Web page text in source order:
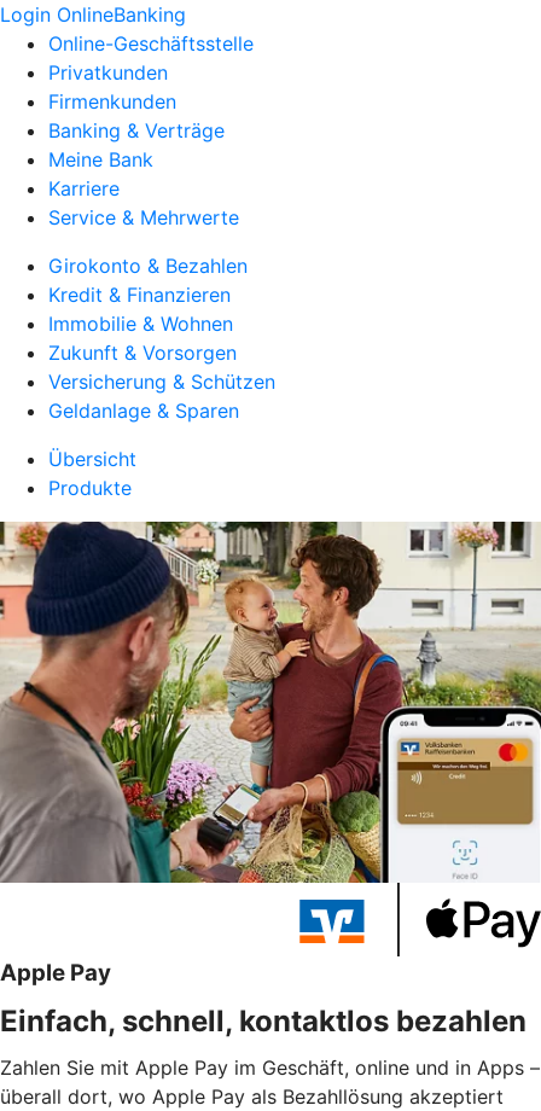
Login OnlineBanking
Online-Geschäftsstelle
Privatkunden
Firmenkunden
Banking & Verträge
Meine Bank
Karriere
Service & Mehrwerte
Girokonto & Bezahlen
Kredit & Finanzieren
Immobilie & Wohnen
Zukunft & Vorsorgen
Versicherung & Schützen
Geldanlage & Sparen
Übersicht
Produkte
Apple Pay
Einfach, schnell, kontaktlos bezahlen
Zahlen Sie mit Apple Pay im Geschäft, online und in Apps –
überall dort, wo Apple Pay als Bezahllösung akzeptiert